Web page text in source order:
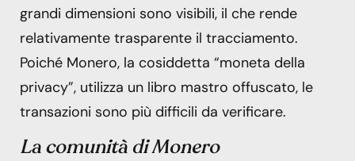
grandi dimensioni sono visibili, il che rende
relativamente trasparente il tracciamento.
Poiché Monero, la cosiddetta “moneta della
privacy”, utilizza un libro mastro offuscato, le
transazioni sono più difficili da verificare.
La comunità di Monero